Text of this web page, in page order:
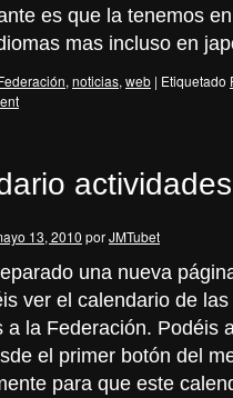
es que la tenemos
mas incluso en
, noticias, web | Etiquetado
actividades
13, 2010 porJMTubet
una nueva
ver el calendario de
a la Federación. Podéis
el primer botón del
para que este